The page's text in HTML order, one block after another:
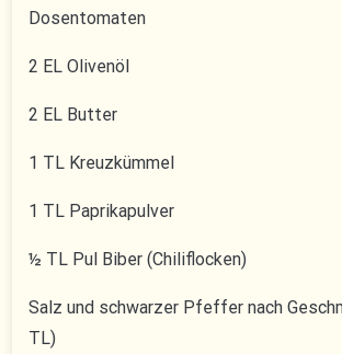
Dosentomaten
2 EL Olivenöl
2 EL Butter
1 TL Kreuzkümmel
1 TL Paprikapulver
½ TL Pul Biber (Chiliflocken)
Salz und schwarzer Pfeffer nach
TL)